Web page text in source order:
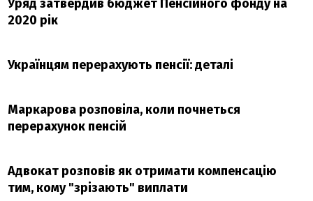
Уряд затвердив бюджет Пенсійного фонду на
2020 рік
Українцям перерахують пенсії: деталі
Маркарова розповіла, коли почнеться
перерахунок пенсій
Адвокат розповів як отримати компенсацію
тим, кому "зрізають" виплати